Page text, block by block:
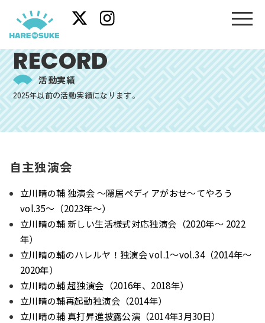
RECORD
活動実績
2025年以前の活動実績になります。
自主独演会
立川晴の輔 独演会 〜隠居ペディアがおせ〜てやろう
vol.35〜（2023年～）
立川晴の輔 新しい生活様式対応独演会（2020年～ 2022
年）
立川晴の輔のハレルヤ！独演会 vol.1〜vol.34（2014年～
2020年）
立川晴の輔 超独演会（2016年、2018年）
立川晴の輔再起動独演会（2014年）
立川晴の輔 真打昇進披露公演（2014年3月30日）